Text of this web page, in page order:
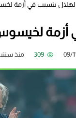
يتسبب في أزمة
أزمة
309 منذ